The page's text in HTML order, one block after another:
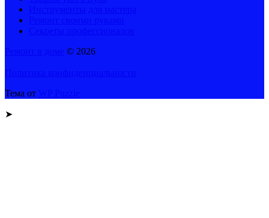
© 2026
Тема от
➤